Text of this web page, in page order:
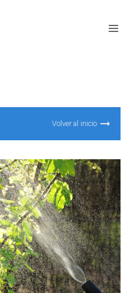
Volver al inicio